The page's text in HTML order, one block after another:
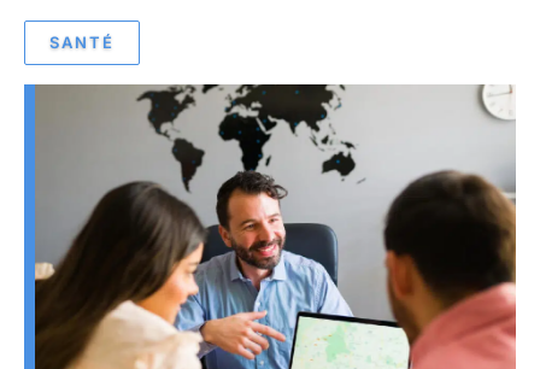
SANTÉ